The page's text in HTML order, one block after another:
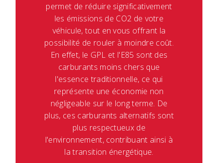
permet de réduire significativement
les émissions de CO2 de votre
véhicule, tout en vous offrant la
possibilité de rouler à moindre coût.
En effet, le GPL et l'E85 sont des
carburants moins chers que
l'essence traditionnelle, ce qui
représente une économie non
négligeable sur le long terme. De
plus, ces carburants alternatifs sont
plus respectueux de
l'environnement, contribuant ainsi à
la transition énergétique.